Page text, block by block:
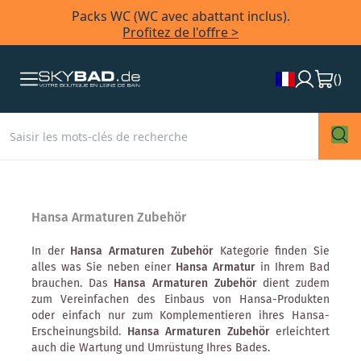
Packs WC (WC avec abattant inclus).
Profitez de l'offre >
()
Hansa Armaturen Zubehör
In der Hansa Armaturen ZubehörKategorie finden Sie
alles was Sie neben einer Hansa Armatur in Ihrem Bad
brauchen. Das Hansa Armaturen Zubehördient zudem
zum Vereinfachen des Einbaus von Hansa-Produkten
oder einfach nur zum Komplementieren ihres Hansa-
Erscheinungsbild. Hansa Armaturen Zubehörerleichtert
auch die Wartung und Umrüstung Ihres Bades.